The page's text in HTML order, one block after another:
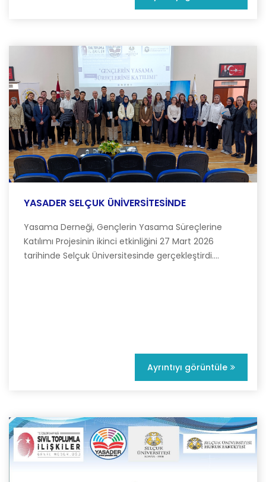
YASADER SELÇUK ÜNİVERSİTESİNDE
Yasama Derneği, Gençlerin Yasama Süreçlerine
Katılımı Projesinin ikinci etkinliğini 27 Mart 2026
tarihinde Selçuk Üniversitesinde gerçekleştirdi....
Ayrıntıyı görüntüle